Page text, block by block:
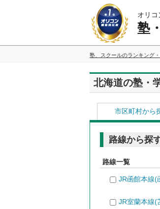
オリ
塾
塾、スクールのランキング
北海道の塾・
市区町村から
路線から探
路線一覧
JR函館本線(
JR室蘭本線(